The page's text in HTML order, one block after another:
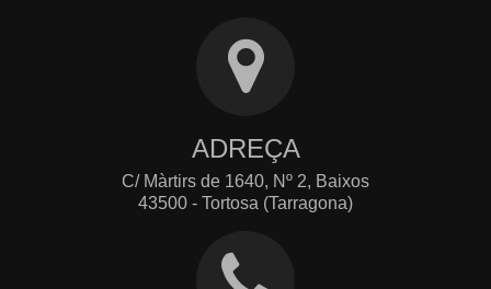
ADREÇA
C/ Màrtirs de 1640, Nº 2, Baixos
43500 - Tortosa (Tarragona)